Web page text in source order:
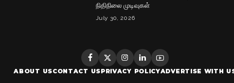
நிதிநிலை முடிவுகள்
July 30, 2026
ABOUT USCONTACT USPRIVACY POLICYADVERTISE WITH